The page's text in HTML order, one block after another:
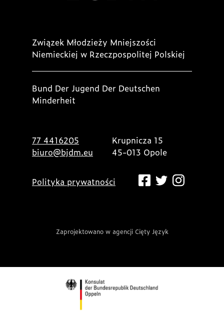
Związek Młodzieży Mniejszości
Niemieckiej w Rzeczpospolitej Polskiej
Bund Der Jugend Der Deutschen
Minderheit
77 4416205
biuro@bjdm.eu
Krupnicza 15
45-013 Opole
Polityka prywatności
Zaprojektowano w agencji Cięty Język